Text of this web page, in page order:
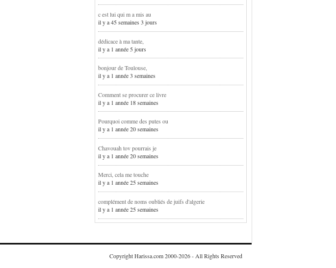
c est lui qui m a mis au
il y a 45 semaines 3 jours
dédicace à ma tante,
il y a 1 année 5 jours
bonjour de Toulouse,
il y a 1 année 3 semaines
Comment se procurer ce livre
il y a 1 année 18 semaines
Pourquoi comme des putes ou
il y a 1 année 20 semaines
Chavouah tov pourrais je
il y a 1 année 20 semaines
Merci, cela me touche
il y a 1 année 25 semaines
complément de noms oubliés de juifs d'algerie
il y a 1 année 25 semaines
Copyright Harissa.com 2000-2026 - All Rights Reserved